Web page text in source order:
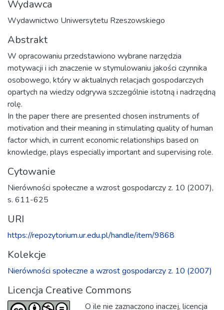
Wydawca
Wydawnictwo Uniwersytetu Rzeszowskiego
Abstrakt
W opracowaniu przedstawiono wybrane narzędzia
motywacji i ich znaczenie w stymulowaniu jakości czynnika
osobowego, który w aktualnych relacjach gospodarczych
opartych na wiedzy odgrywa szczególnie istotną i nadrzędną
rolę.
In the paper there are presented chosen instruments of
motivation and their meaning in stimulating quality of human
factor which, in current economic relationships based on
knowledge, plays especially important and supervising role.
Cytowanie
Nierówności społeczne a wzrost gospodarczy z. 10 (2007),
s. 611-625
URI
https://repozytorium.ur.edu.pl/handle/item/9868
Kolekcje
Nierówności społeczne a wzrost gospodarczy z. 10 (2007)
Licencja Creative Commons
O ile nie zaznaczono inaczej, licencja